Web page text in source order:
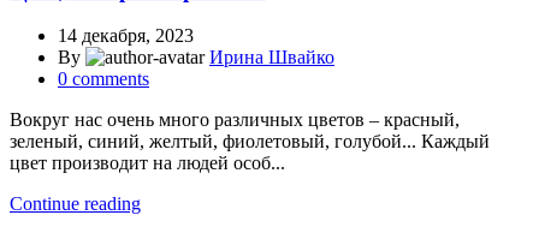
14 декабря, 2023
By
Ирина Швайко
0 comments
Вокруг нас очень много различных цветов – красный,
зеленый, синий, желтый, фиолетовый, голубой... Каждый
цвет производит на людей особ...
Continue reading